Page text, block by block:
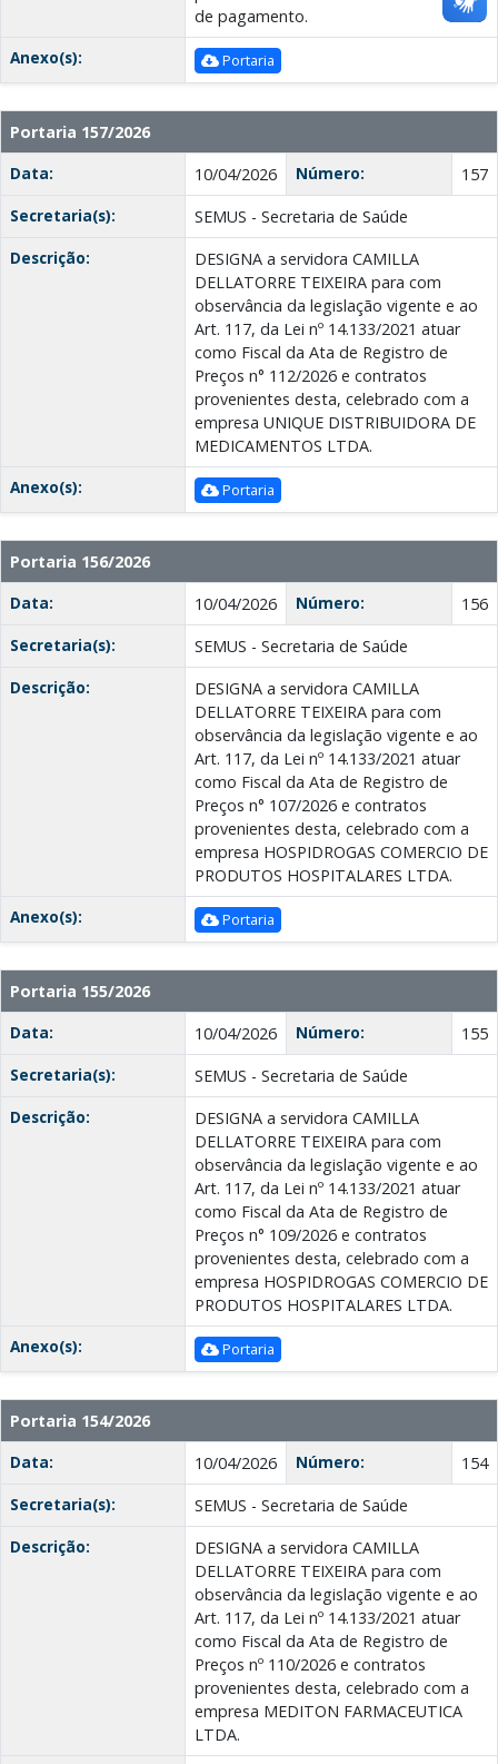
de pagamento.
Anexo(s):
Portaria
Portaria 157/2026
Data:
10/04/2026 Número:
157
Secretaria(s):
SEMUS - Secretaria de Saúde
Descrição:
DESIGNA a servidora CAMILLA
DELLATORRE TEIXEIRA para com
observância da legislação vigente e ao
Art. 117, da Lei nº 14.133/2021 atuar
como Fiscal da Ata de Registro de
Preços n° 112/2026 e contratos
provenientes desta, celebrado com a
empresa UNIQUE DISTRIBUIDORA DE
MEDICAMENTOS LTDA.
Anexo(s):
Portaria
Portaria 156/2026
Data:
10/04/2026 Número:
156
Secretaria(s):
SEMUS - Secretaria de Saúde
Descrição:
DESIGNA a servidora CAMILLA
DELLATORRE TEIXEIRA para com
observância da legislação vigente e ao
Art. 117, da Lei nº 14.133/2021 atuar
como Fiscal da Ata de Registro de
Preços n° 107/2026 e contratos
provenientes desta, celebrado com a
empresa HOSPIDROGAS COMERCIO DE
PRODUTOS HOSPITALARES LTDA.
Anexo(s):
Portaria
Portaria 155/2026
Data:
10/04/2026 Número:
155
Secretaria(s):
SEMUS - Secretaria de Saúde
Descrição:
DESIGNA a servidora CAMILLA
DELLATORRE TEIXEIRA para com
observância da legislação vigente e ao
Art. 117, da Lei nº 14.133/2021 atuar
como Fiscal da Ata de Registro de
Preços n° 109/2026 e contratos
provenientes desta, celebrado com a
empresa HOSPIDROGAS COMERCIO DE
PRODUTOS HOSPITALARES LTDA.
Anexo(s):
Portaria
Portaria 154/2026
Data:
10/04/2026 Número:
154
Secretaria(s):
SEMUS - Secretaria de Saúde
Descrição:
DESIGNA a servidora CAMILLA
DELLATORRE TEIXEIRA para com
observância da legislação vigente e ao
Art. 117, da Lei nº 14.133/2021 atuar
como Fiscal da Ata de Registro de
Preços nº 110/2026 e contratos
provenientes desta, celebrado com a
empresa MEDITON FARMACEUTICA
LTDA.